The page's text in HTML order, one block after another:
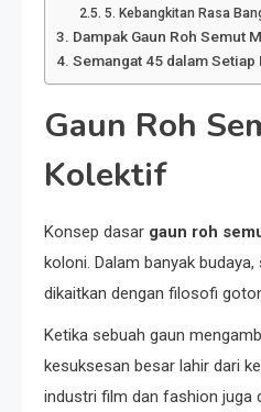
5. Kebangkitan Rasa
Dampak Gaun Roh Semut
Semangat 45 dalam
Gaun Roh
Kolektif
Konsep dasar gaun roh
koloni. Dalam banyak
dikaitkan dengan filosofi
Ketika sebuah gaun
kesuksesan besar lahir dari
industri film dan fashion juga